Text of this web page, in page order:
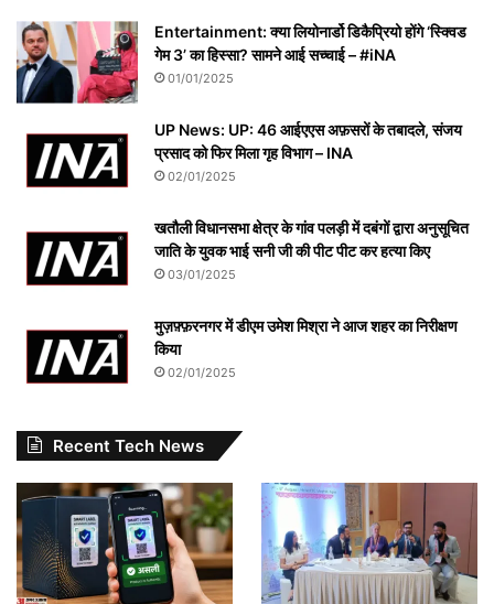
Entertainment: क्या लियोनार्डो डिकैप्रियो होंगे ‘स्क्विड
गेम 3’ का हिस्सा? सामने आई सच्चाई – #iNA
01/01/2025
UP News: UP: 46 आईएएस अफ़सरों के तबादले, संजय
प्रसाद को फिर मिला गृह विभाग – INA
02/01/2025
खतौली विधानसभा क्षेत्र के गांव पलड़ी में दबंगों द्वारा अनुसूचित
जाति के युवक भाई सनी जी की पीट पीट कर हत्या किए
03/01/2025
मुज़फ़्फ़रनगर में डीएम उमेश मिश्रा ने आज शहर का निरीक्षण
किया
02/01/2025
Recent Tech News